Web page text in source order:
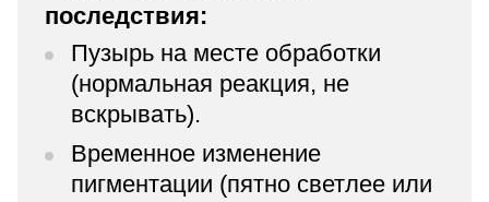
последствия:
Пузырь на месте обработки
(нормальная реакция, не
вскрывать).
Временное изменение
пигментации (пятно светлее или